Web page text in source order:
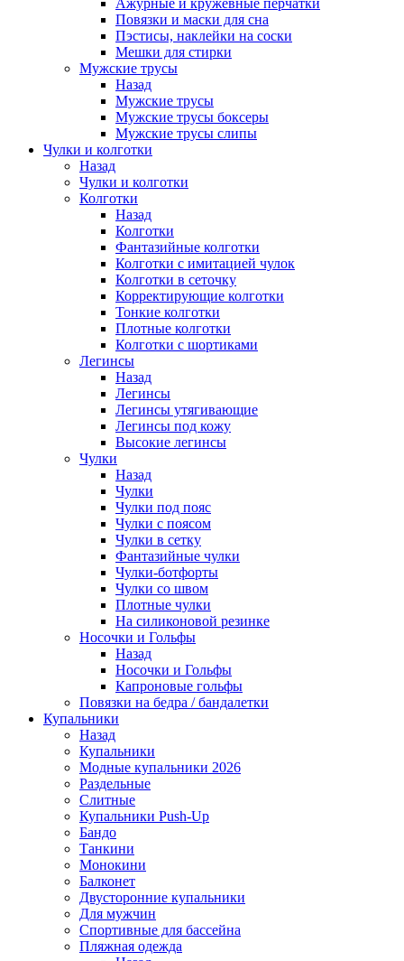
Ажурные и кружевные перчатки
Повязки и маски для сна
Пэстисы, наклейки на соски
Мешки для стирки
Мужские трусы
Назад
Мужские трусы
Мужские трусы боксеры
Мужские трусы слипы
Чулки и колготки
Назад
Чулки и колготки
Колготки
Назад
Колготки
Фантазийные колготки
Колготки с имитацией чулок
Колготки в сеточку
Корректирующие колготки
Тонкие колготки
Плотные колготки
Колготки с шортиками
Легинсы
Назад
Легинсы
Легинсы утягивающие
Легинсы под кожу
Высокие легинсы
Чулки
Назад
Чулки
Чулки под пояс
Чулки с поясом
Чулки в сетку
Фантазийные чулки
Чулки-ботфорты
Чулки со швом
Плотные чулки
На силиконовой резинке
Носочки и Гольфы
Назад
Носочки и Гольфы
Капроновые гольфы
Повязки на бедра / бандалетки
Купальники
Назад
Купальники
Модные купальники 2026
Раздельные
Слитные
Купальники Push-Up
Бандо
Танкини
Монокини
Балконет
Двусторонние купальники
Для мужчин
Спортивные для бассейна
Пляжная одежда